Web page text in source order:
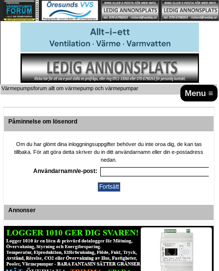
Menu ≡
Värmepumpsforum allt om värmepump och värmepumpar
Påminnelse om lösenord
Om du har glömt dina inloggningsuppgifter behöver du inte oroa dig, de kan tas
tillbaka. För att göra detta skriver du in ditt användarnamn eller din e-postadress
nedan.
Användarnamn/e-post:
Annonser